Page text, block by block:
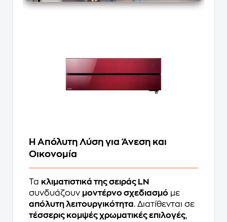
Η Απόλυτη Λύση για Άνεση και
Οικονομία
Τα κλιματιστικά της σειράς LN
συνδυάζουν μοντέρνο σχεδιασμό με
απόλυτη λειτουργικότητα. Διατίθενται σε
τέσσερις κομψές χρωματικές επιλογές,